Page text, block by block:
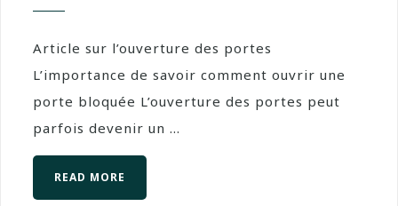
Article sur l’ouverture des portes
L’importance de savoir comment ouvrir une
porte bloquée L’ouverture des portes peut
parfois devenir un ...
READ MORE